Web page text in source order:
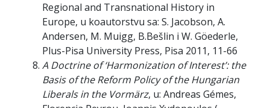
Regional and Transnational History in
Europe, u koautorstvu sa: S. Jacobson, A.
Andersen, M. Muigg, B.Bešlin i W. Göederle,
Plus-Pisa University Press, Pisa 2011, 11-66
A Doctrine of ‘Harmonization of Interest’: the
Basis of the Reform Policy of the Hungarian
Liberals in the Vormärz, u: Andreas Gémes,